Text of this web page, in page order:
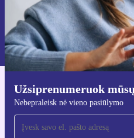
Užsiprenumeruok
Nebepraleisk nė vieno pasiūlymo
Informaciją apie asmens duomenų
Privatumo politikoje.
Atsisiųsti
Skirta iOS ir